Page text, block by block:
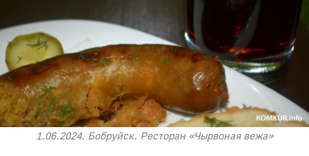
1.06.2024. Бобруйск. Ресторан «Чырвоная вежа»